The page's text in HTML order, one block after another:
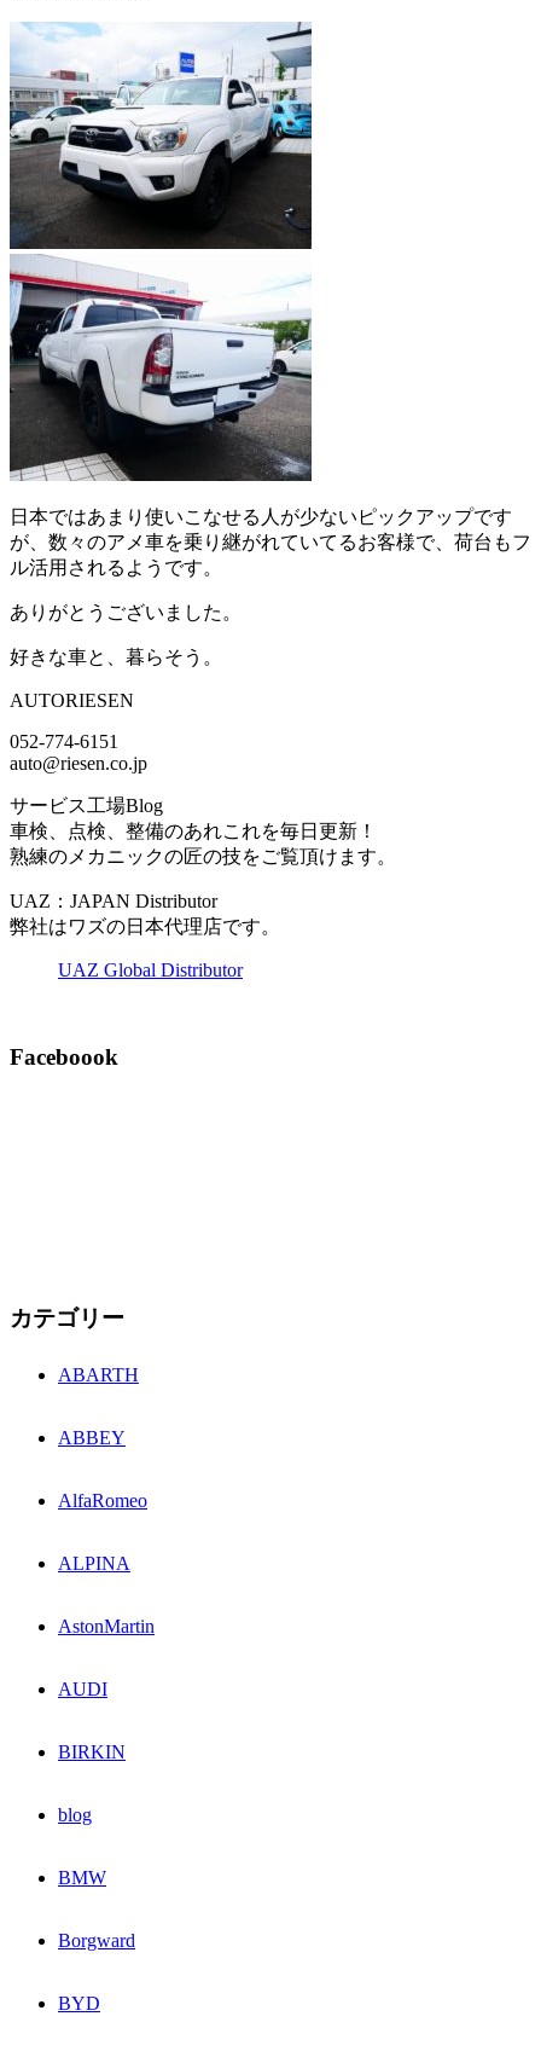
日本ではあまり使いこなせる人が少ないピックアップです
が、数々のアメ車を乗り継がれていてるお客様で、荷台もフ
ル活用されるようです。
ありがとうございました。
好きな車と、暮らそう。
AUTORIESEN
052-774-6151
auto@riesen.co.jp
サービス工場Blog
車検、点検、整備のあれこれを毎日更新！
熟練のメカニックの匠の技をご覧頂けます。
UAZ：JAPAN Distributor
弊社はワズの日本代理店です。
UAZ Global Distributor
Faceboook
カテゴリー
ABARTH
ABBEY
AlfaRomeo
ALPINA
AstonMartin
AUDI
BIRKIN
blog
BMW
Borgward
BYD